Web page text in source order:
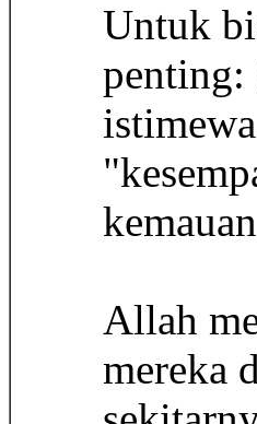
Untuk
penting:
Allah
mereka